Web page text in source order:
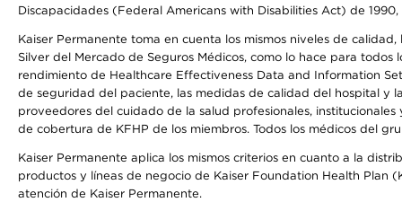
Discapacidades (Federal Americans with Disabilities Act) de
Kaiser Permanente toma en cuenta los mismos niveles de
Silver del Mercado de Seguros Médicos, como lo hace para
rendimiento de Healthcare Effectiveness Data and Information
de seguridad del paciente, las medidas de calidad del hospital y
proveedores del cuidado de la salud profesionales,
de cobertura de KFHP de los miembros. Todos los médicos del
Kaiser Permanente aplica los mismos criterios en cuanto a la
productos y líneas de negocio de Kaiser Foundation Health Plan
atención de Kaiser Permanente.